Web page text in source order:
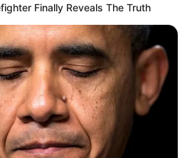
felipedecastro)
ini sih pasti jadi idaman bagi
deh menginap di
penuh makna
Finally Reveals The Truth